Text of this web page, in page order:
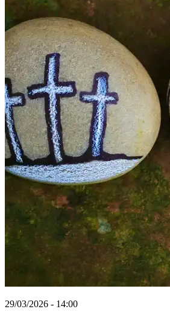
29/03/2026 - 14:00